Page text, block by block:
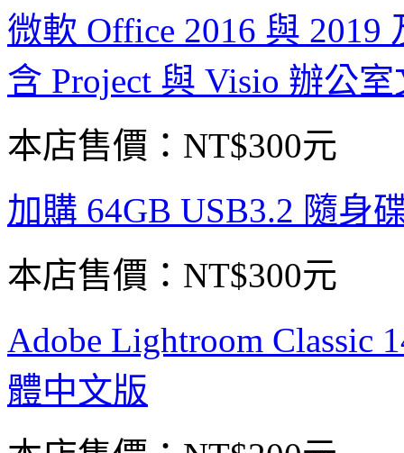
微軟 Office 2016 與 2019
含 Project 與 Visio 辦公
本店售價： NT$300元
加購 64GB USB3.2 隨身
本店售價： NT$300元
Adobe Lightroom Classic
體中文版